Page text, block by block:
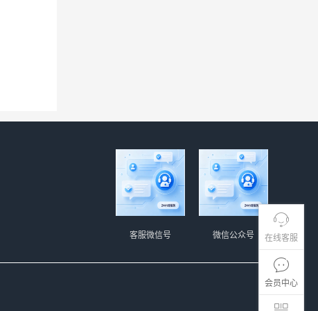
在线客服
会员中心
微信公众号
客服微信号